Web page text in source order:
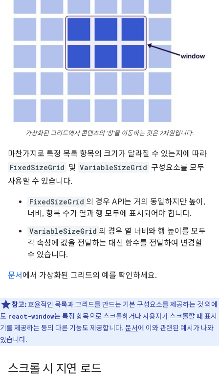
가상화된 그리드에서 콘텐츠의 '창'을 이동하는 것은 2차원입니다.
마찬가지로 특정 목록 항목의 크기가 달라질 수 있는지에 따라
FixedSizeGrid 및 VariableSizeGrid 구성요소를 모두
사용할 수 있습니다.
FixedSizeGrid 의 경우 API는 거의 동일하지만 높이,
너비, 항목 수가 열과 행 모두에 표시되어야 합니다.
VariableSizeGrid 의 경우 열 너비와 행 높이를 모두
각 속성에 값을 전달하는 대신 함수를 전달하여 변경할
수 있습니다.
문서 에서 가상화된 그리드의 예를 확인하세요.
참고:효율적인 목록과 그리드를 만드는 기본 구성요소를 제공하는 것 외에
도 react-window는 특정 항목으로 스크롤하거나 사용자가 스크롤할 때 표시
기를 제공하는 등의 다른 기능도 제공합니다. 문서에 이와 관련된 예시가 나와
있습니다.
스크롤 시 지연 로드